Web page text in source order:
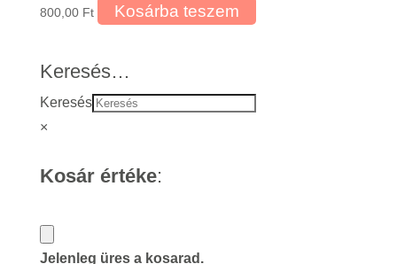
800,00 Ft Kosárba teszem
Keresés…
Keresés
×
Kosár értéke:
Jelenleg üres a kosarad.